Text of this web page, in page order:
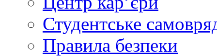
Студентське
Правила безпеки